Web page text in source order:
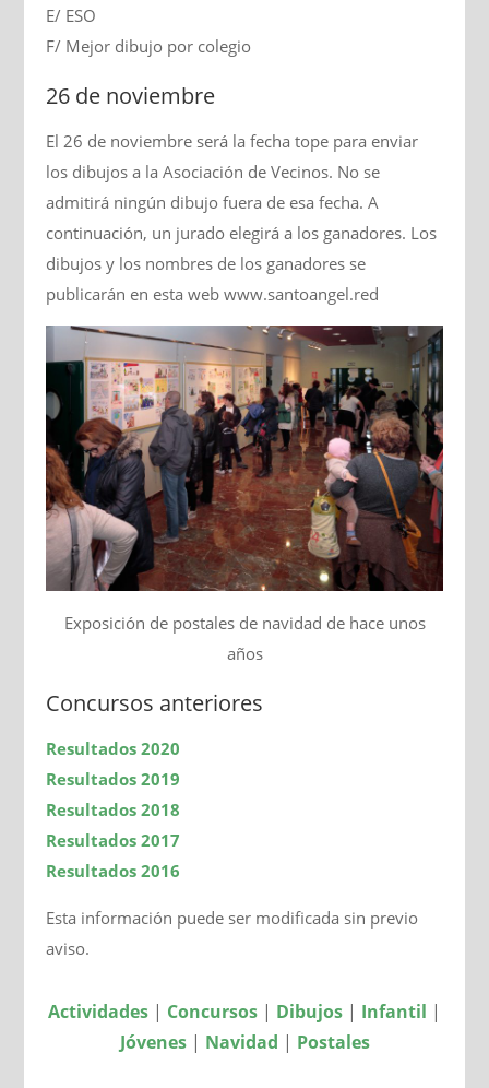
E/ ESO
F/ Mejor dibujo por colegio
26 de noviembre
El 26 de noviembre será la fecha tope para enviar
los dibujos a la Asociación de Vecinos. No se
admitirá ningún dibujo fuera de esa fecha. A
continuación, un jurado elegirá a los ganadores. Los
dibujos y los nombres de los ganadores se
publicarán en esta web www.santoangel.red
Exposición de postales de navidad de hace unos
años
Concursos anteriores
Resultados 2020
Resultados 2019
Resultados 2018
Resultados 2017
Resultados 2016
Esta información puede ser modificada sin previo
aviso.
Actividades | Concursos | Dibujos | Infantil |
Jóvenes| Navidad | Postales